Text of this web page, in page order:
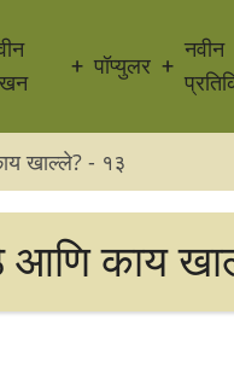
पॉप्युलर
नवीन
खाल्ले? - १३
आणि काय